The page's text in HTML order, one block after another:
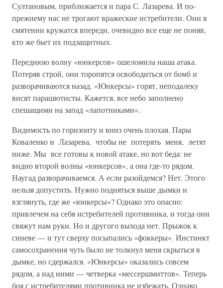
Султановым, приближается и пара С. Лаза­рева. И по-
прежнему нас не трогают вражеские истребители. Они в
смятении кружатся впереди, очевидно все еще не поняв,
кто же бьет их подзащитных.
Переднюю волну «юнкерсов» ошеломила наша атака.
Потеряв строй, они торопятся освободиться от бомб и
разворачиваются назад. «Юнкерсы» горят, неподалеку
висят парашютисты. Кажется, все небо заполнено
спешащими на запад «лапотниками».
Видимость по горизонту и вниз очень плохая. Пары
Коваленко и Лазарева, чтобы не потерять меня, летят
ниже. Мы все готовы к новой атаке, но вот беда: не
видно второй волны «юнкерсов», а она где-то рядом.
Наугад разворачиваемся. А если разойдемся? Нет. Это­го
нельзя допустить. Нужно подняться выше дымки и
взглянуть, где же «юнкерсы»? Однако это опасно:
привлечем на себя истребителей противника, и тогда они
свяжут нам руки. Но и другого выхода нет. Прыжок к
синеве — и тут сверху посыпались «фоккеры». Ин­стинкт
самосохранения чуть было не толкнул меня скрыться в
дым­ке, но сдержался. «Юнкерсы» оказались совсем
рядом, а над ними — четверка «мессершмиттов». Теперь
боя с истребителями противника не избежать. Однако